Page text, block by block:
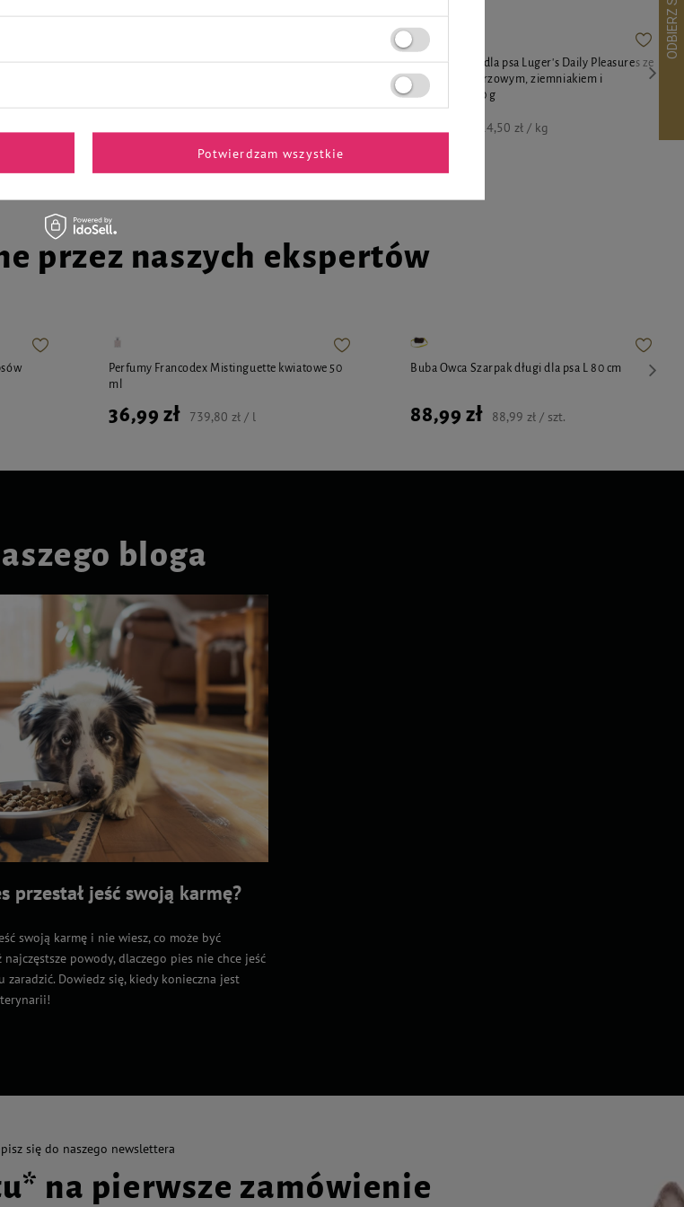
Karma mokra dla psa Luger's Daily Pleasures ze
schabem wieprzowym, ziemniakiem i
pietruszką 400 g
14,50 zł / kg
przez naszych ekspertów
Perfumy Francodex Mistinguette kwiatowe 50
ml
36,99 zł 739,80 zł / l
Buba Owca Szarpak długi dla psa L 80 cm
88,99 zł 88,99 zł / szt.
bloga
przestał jeść swoją karmę?
swoją karmę i nie wiesz, co może być
najczęstsze powody, dlaczego pies nie chce jeść
zaradzić. Dowiedz się, kiedy konieczna jest
się do naszego newslettera
na pierwsze zamówienie
Potwierdzam wszystkie